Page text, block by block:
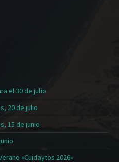
el 30 de julio
20 de julio
15 de junio
«Cuidaytos 2026»